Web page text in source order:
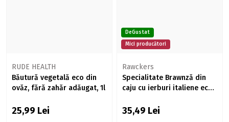
RUDE HEALTH
Băutură vegetală eco din
ovăz, fără zahăr adăugat, 1l
25,99 Lei
DeGustat
Mici producători
Rawckers
Specialitate Brawnză din
caju cu ierburi italiene eco,
35,49 Lei